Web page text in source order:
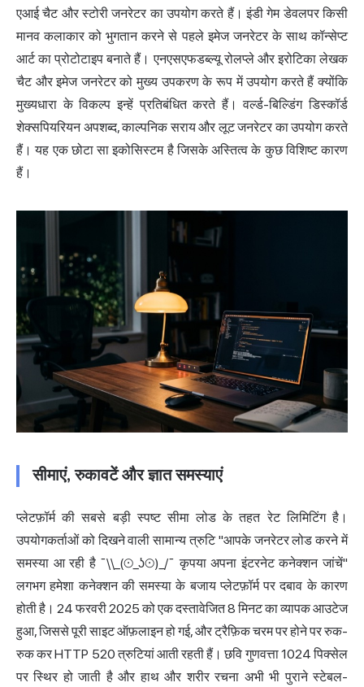
एआई चैट और स्टोरी जनरेटर का उपयोग करते हैं। इंडी गेम डेवलपर किसी
मानव कलाकार को भुगतान करने से पहले इमेज जनरेटर के साथ कॉन्सेप्ट
आर्ट का प्रोटोटाइप बनाते हैं। एनएसएफडब्ल्यू रोलप्ले और इरोटिका लेखक
चैट और इमेज जनरेटर को मुख्य उपकरण के रूप में उपयोग करते हैं क्योंकि
मुख्यधारा के विकल्प इन्हें प्रतिबंधित करते हैं। वर्ल्ड-बिल्डिंग डिस्कॉर्ड
शेक्सपियरियन अपशब्द, काल्पनिक सराय और लूट जनरेटर का उपयोग करते
हैं। यह एक छोटा सा इकोसिस्टम है जिसके अस्तित्व के कुछ विशिष्ट कारण
हैं।
सीमाएं, रुकावटें और ज्ञात समस्याएं
प्लेटफ़ॉर्म की सबसे बड़ी स्पष्ट सीमा लोड के तहत रेट लिमिटिंग है।
उपयोगकर्ताओं को दिखने वाली सामान्य त्रुटि "आपके जनरेटर लोड करने में
समस्या आ रही है ¯\\_(⊙_ʖ⊙)_/¯ कृपया अपना इंटरनेट कनेक्शन जांचें"
लगभग हमेशा कनेक्शन की समस्या के बजाय प्लेटफ़ॉर्म पर दबाव के कारण
होती है। 24 फरवरी 2025 को एक दस्तावेजित 8 मिनट का व्यापक आउटेज
हुआ, जिससे पूरी साइट ऑफ़लाइन हो गई, और ट्रैफ़िक चरम पर होने पर रुक-
रुक कर HTTP 520 त्रुटियां आती रहती हैं। छवि गुणवत्ता 1024 पिक्सेल
पर स्थिर हो जाती है और हाथ और शरीर रचना अभी भी पुराने स्टेबल-